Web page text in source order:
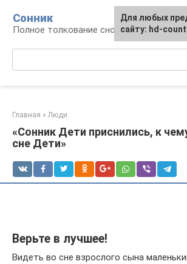
контенту
Сонник
Полное толкование снов
Главная » Люди
«Сонник Дети приснились, к
сне Дети»
Верьте в лучшее!
Видеть во сне взрослого сына
Для любых
сайту: hd-